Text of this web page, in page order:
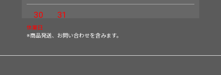
30
31
休業日
※商品発送、お問い合わせを含みます。